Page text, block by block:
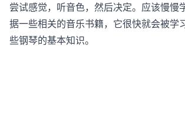
尝试感觉，听音色，然后决定。应该慢慢
据一些相关的音乐书籍，它很快就会被学
些钢琴的基本知识。